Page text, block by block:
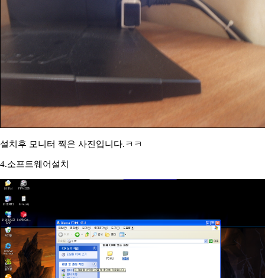
설치후 모니터 찍은 사진입니다.ㅋㅋ
4.소프트웨어설치